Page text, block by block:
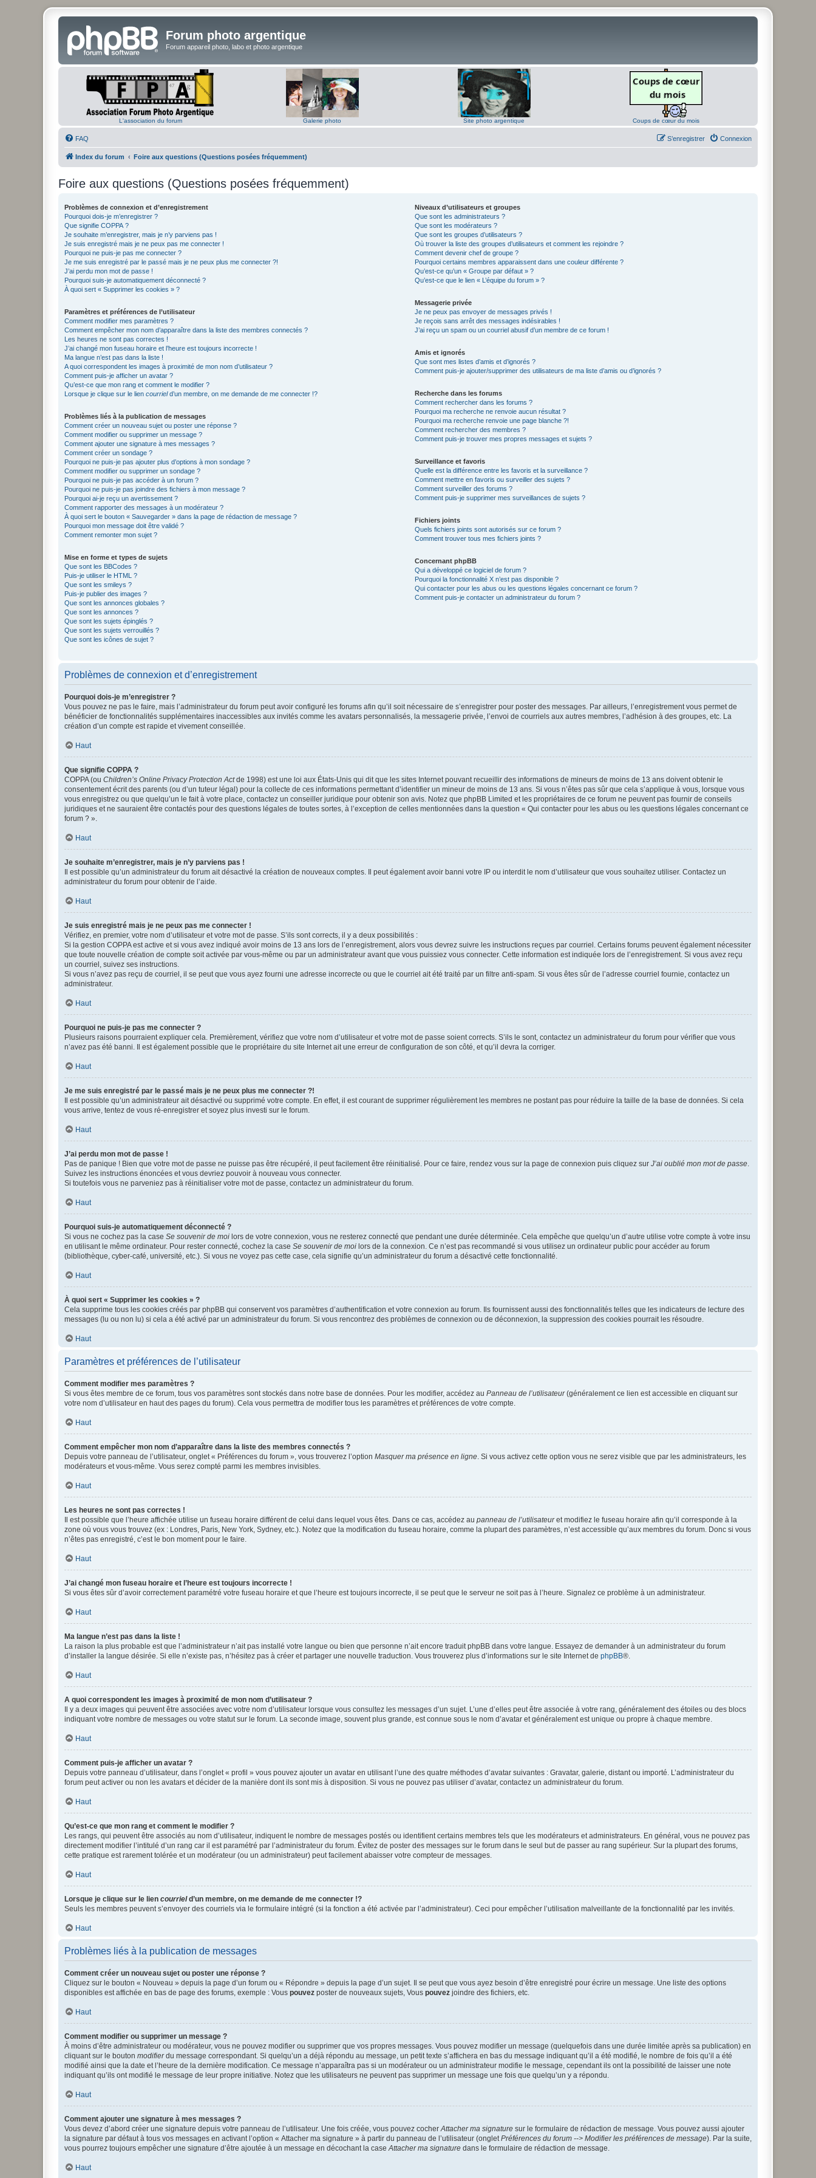
Forum photo argentique
Forum appareil photo, labo et photo argentique
L'association du forum Galerie photo Site photo argentique Coups de cœur du mois
FAQ Connexion
S’enregistrer
Index du forum Foire aux questions (Questions posées fréquemment)
Foire aux questions (Questions posées fréquemment)
Problèmes de connexion et d’enregistrement
Pourquoi dois-je m’enregistrer ?
Que signifie COPPA ?
Je souhaite m’enregistrer, mais je n’y parviens pas !
Je suis enregistré mais je ne peux pas me connecter !
Pourquoi ne puis-je pas me connecter ?
Je me suis enregistré par le passé mais je ne peux plus me connecter ?!
J’ai perdu mon mot de passe !
Pourquoi suis-je automatiquement déconnecté ?
À quoi sert « Supprimer les cookies » ?
Paramètres et préférences de l’utilisateur
Comment modifier mes paramètres ?
Comment empêcher mon nom d’apparaître dans la liste des membres connectés ?
Les heures ne sont pas correctes !
J’ai changé mon fuseau horaire et l’heure est toujours incorrecte !
Ma langue n’est pas dans la liste !
A quoi correspondent les images à proximité de mon nom d’utilisateur ?
Comment puis-je afficher un avatar ?
Qu’est-ce que mon rang et comment le modifier ?
Lorsque je clique sur le lien courrield’un membre, on me demande de me connecter !?
Problèmes liés à la publication de messages
Comment créer un nouveau sujet ou poster une réponse ?
Comment modifier ou supprimer un message ?
Comment ajouter une signature à mes messages ?
Comment créer un sondage ?
Pourquoi ne puis-je pas ajouter plus d’options à mon sondage ?
Comment modifier ou supprimer un sondage ?
Pourquoi ne puis-je pas accéder à un forum ?
Pourquoi ne puis-je pas joindre des fichiers à mon message ?
Pourquoi ai-je reçu un avertissement ?
Comment rapporter des messages à un modérateur ?
À quoi sert le bouton « Sauvegarder » dans la page de rédaction de message ?
Pourquoi mon message doit être validé ?
Comment remonter mon sujet ?
Mise en forme et types de sujets
Que sont les BBCodes ?
Puis-je utiliser le HTML ?
Que sont les smileys ?
Puis-je publier des images ?
Que sont les annonces globales ?
Que sont les annonces ?
Que sont les sujets épinglés ?
Que sont les sujets verrouillés ?
Que sont les icônes de sujet ?
Niveaux d’utilisateurs et groupes
Que sont les administrateurs ?
Que sont les modérateurs ?
Que sont les groupes d’utilisateurs ?
Où trouver la liste des groupes d’utilisateurs et comment les rejoindre ?
Comment devenir chef de groupe ?
Pourquoi certains membres apparaissent dans une couleur différente ?
Qu’est-ce qu’un « Groupe par défaut » ?
Qu’est-ce que le lien « L’équipe du forum » ?
Messagerie privée
Je ne peux pas envoyer de messages privés !
Je reçois sans arrêt des messages indésirables !
J’ai reçu un spam ou un courriel abusif d’un membre de ce forum !
Amis et ignorés
Que sont mes listes d’amis et d’ignorés ?
Comment puis-je ajouter/supprimer des utilisateurs de ma liste d’amis ou d’ignorés ?
Recherche dans les forums
Comment rechercher dans les forums ?
Pourquoi ma recherche ne renvoie aucun résultat ?
Pourquoi ma recherche renvoie une page blanche ?!
Comment rechercher des membres ?
Comment puis-je trouver mes propres messages et sujets ?
Surveillance et favoris
Quelle est la différence entre les favoris et la surveillance ?
Comment mettre en favoris ou surveiller des sujets ?
Comment surveiller des forums ?
Comment puis-je supprimer mes surveillances de sujets ?
Fichiers joints
Quels fichiers joints sont autorisés sur ce forum ?
Comment trouver tous mes fichiers joints ?
Concernant phpBB
Qui a développé ce logiciel de forum ?
Pourquoi la fonctionnalité X n’est pas disponible ?
Qui contacter pour les abus ou les questions légales concernant ce forum ?
Comment puis-je contacter un administrateur du forum ?
Problèmes de connexion et d’enregistrement
Pourquoi dois-je m’enregistrer ?
Vous pouvez ne pas le faire, mais l’administrateur du forum peut avoir configuré les forums afin qu’il soit nécessaire de s’enregistrer pour poster des messages. Par ailleurs, l’enregistrement vous permet de
bénéficier de fonctionnalités supplémentaires inaccessibles aux invités comme les avatars personnalisés, la messagerie privée, l’envoi de courriels aux autres membres, l’adhésion à des groupes, etc. La
création d’un compte est rapide et vivement conseillée.
Haut
Que signifie COPPA ?
COPPA (ou Children’s Online Privacy Protection Actde 1998) est une loi aux États-Unis qui dit que les sites Internet pouvant recueillir des informations de mineurs de moins de 13 ans doivent obtenir le
consentement écrit des parents (ou d’un tuteur légal) pour la collecte de ces informations permettant d’identifier un mineur de moins de 13 ans. Si vous n’êtes pas sûr que cela s’applique à vous, lorsque vous
vous enregistrez ou que quelqu’un le fait à votre place, contactez un conseiller juridique pour obtenir son avis. Notez que phpBB Limited et les propriétaires de ce forum ne peuvent pas fournir de conseils
juridiques et ne sauraient être contactés pour des questions légales de toutes sortes, à l’exception de celles mentionnées dans la question « Qui contacter pour les abus ou les questions légales concernant ce
forum ? ».
Haut
Je souhaite m’enregistrer, mais je n’y parviens pas !
Il est possible qu’un administrateur du forum ait désactivé la création de nouveaux comptes. Il peut également avoir banni votre IP ou interdit le nom d’utilisateur que vous souhaitez utiliser. Contactez un
administrateur du forum pour obtenir de l’aide.
Haut
Je suis enregistré mais je ne peux pas me connecter !
Vérifiez, en premier, votre nom d’utilisateur et votre mot de passe. S’ils sont corrects, il y a deux possibilités :
Si la gestion COPPA est active et si vous avez indiqué avoir moins de 13 ans lors de l’enregistrement, alors vous devrez suivre les instructions reçues par courriel. Certains forums peuvent également nécessiter
que toute nouvelle création de compte soit activée par vous-même ou par un administrateur avant que vous puissiez vous connecter. Cette information est indiquée lors de l’enregistrement. Si vous avez reçu
un courriel, suivez ses instructions.
Si vous n’avez pas reçu de courriel, il se peut que vous ayez fourni une adresse incorrecte ou que le courriel ait été traité par un filtre anti-spam. Si vous êtes sûr de l’adresse courriel fournie, contactez un
administrateur.
Haut
Pourquoi ne puis-je pas me connecter ?
Plusieurs raisons pourraient expliquer cela. Premièrement, vérifiez que votre nom d’utilisateur et votre mot de passe soient corrects. S’ils le sont, contactez un administrateur du forum pour vérifier que vous
n’avez pas été banni. Il est également possible que le propriétaire du site Internet ait une erreur de configuration de son côté, et qu’il devra la corriger.
Haut
Je me suis enregistré par le passé mais je ne peux plus me connecter ?!
Il est possible qu’un administrateur ait désactivé ou supprimé votre compte. En effet, il est courant de supprimer régulièrement les membres ne postant pas pour réduire la taille de la base de données. Si cela
vous arrive, tentez de vous ré-enregistrer et soyez plus investi sur le forum.
Haut
J’ai perdu mon mot de passe !
Pas de panique ! Bien que votre mot de passe ne puisse pas être récupéré, il peut facilement être réinitialisé. Pour ce faire, rendez vous sur la page de connexion puis cliquez sur J’ai oublié mon mot de passe
Suivez les instructions énoncées et vous devriez pouvoir à nouveau vous connecter.
Si toutefois vous ne parveniez pas à réinitialiser votre mot de passe, contactez un administrateur du forum.
Haut
Pourquoi suis-je automatiquement déconnecté ?
Si vous ne cochez pas la case Se souvenir de moi lors de votre connexion, vous ne resterez connecté que pendant une durée déterminée. Cela empêche que quelqu’un d’autre utilise votre compte à votre insu
en utilisant le même ordinateur. Pour rester connecté, cochez la case Se souvenir de moi lors de la connexion. Ce n’est pas recommandé si vous utilisez un ordinateur public pour accéder au forum
(bibliothèque, cyber-café, université, etc.). Si vous ne voyez pas cette case, cela signifie qu’un administrateur du forum a désactivé cette fonctionnalité.
Haut
À quoi sert « Supprimer les cookies » ?
Cela supprime tous les cookies créés par phpBB qui conservent vos paramètres d’authentification et votre connexion au forum. Ils fournissent aussi des fonctionnalités telles que les indicateurs de lecture des
messages (lu ou non lu) si cela a été activé par un administrateur du forum. Si vous rencontrez des problèmes de connexion ou de déconnexion, la suppression des cookies pourrait les résoudre.
Haut
Paramètres et préférences de l’utilisateur
Comment modifier mes paramètres ?
Si vous êtes membre de ce forum, tous vos paramètres sont stockés dans notre base de données. Pour les modifier, accédez au Panneau de l’utilisateur(généralement ce lien est accessible en cliquant sur
votre nom d’utilisateur en haut des pages du forum). Cela vous permettra de modifier tous les paramètres et préférences de votre compte.
Haut
Comment empêcher mon nom d’apparaître dans la liste des membres connectés ?
Depuis votre panneau de l’utilisateur, onglet « Préférences du forum », vous trouverez l’option Masquer ma présence en ligne . Si vous activez cette option vous ne serez visible que par les administrateurs, les
modérateurs et vous-même. Vous serez compté parmi les membres invisibles.
Haut
Les heures ne sont pas correctes !
Il est possible que l’heure affichée utilise un fuseau horaire différent de celui dans lequel vous êtes. Dans ce cas, accédez au panneau de l’utilisateuret modifiez le fuseau horaire afin qu’il corresponde à la
zone où vous vous trouvez (ex : Londres, Paris, New York, Sydney, etc.). Notez que la modification du fuseau horaire, comme la plupart des paramètres, n’est accessible qu’aux membres du forum. Donc si vous
n’êtes pas enregistré, c’est le bon moment pour le faire.
Haut
J’ai changé mon fuseau horaire et l’heure est toujours incorrecte !
Si vous êtes sûr d’avoir correctement paramétré votre fuseau horaire et que l’heure est toujours incorrecte, il se peut que le serveur ne soit pas à l’heure. Signalez ce problème à un administrateur.
Haut
Ma langue n’est pas dans la liste !
La raison la plus probable est que l’administrateur n’ait pas installé votre langue ou bien que personne n’ait encore traduit phpBB dans votre langue. Essayez de demander à un administrateur du forum
d’installer la langue désirée. Si elle n’existe pas, n’hésitez pas à créer et partager une nouvelle traduction. Vous trouverez plus d’informations sur le site Internet de phpBB®.
Haut
A quoi correspondent les images à proximité de mon nom d’utilisateur ?
Il y a deux images qui peuvent être associées avec votre nom d’utilisateur lorsque vous consultez les messages d’un sujet. L’une d’elles peut être associée à votre rang, généralement des étoiles ou des blocs
indiquant votre nombre de messages ou votre statut sur le forum. La seconde image, souvent plus grande, est connue sous le nom d’avatar et généralement est unique ou propre à chaque membre.
Haut
Comment puis-je afficher un avatar ?
Depuis votre panneau d’utilisateur, dans l’onglet « profil » vous pouvez ajouter un avatar en utilisant l’une des quatre méthodes d’avatar suivantes : Gravatar, galerie, distant ou importé. L’administrateur du
forum peut activer ou non les avatars et décider de la manière dont ils sont mis à disposition. Si vous ne pouvez pas utiliser d’avatar, contactez un administrateur du forum.
Haut
Qu’est-ce que mon rang et comment le modifier ?
Les rangs, qui peuvent être associés au nom d’utilisateur, indiquent le nombre de messages postés ou identifient certains membres tels que les modérateurs et administrateurs. En général, vous ne pouvez pas
directement modifier l’intitulé d’un rang car il est paramétré par l’administrateur du forum. Évitez de poster des messages sur le forum dans le seul but de passer au rang supérieur. Sur la plupart des forums,
cette pratique est rarement tolérée et un modérateur (ou un administrateur) peut facilement abaisser votre compteur de messages.
Haut
Lorsque je clique sur le lien courrield’un membre, on me demande de me connecter !?
Seuls les membres peuvent s’envoyer des courriels via le formulaire intégré (si la fonction a été activée par l’administrateur). Ceci pour empêcher l’utilisation malveillante de la fonctionnalité par les invités.
Haut
Problèmes liés à la publication de messages
Comment créer un nouveau sujet ou poster une réponse ?
Cliquez sur le bouton « Nouveau » depuis la page d’un forum ou « Répondre » depuis la page d’un sujet. Il se peut que vous ayez besoin d’être enregistré pour écrire un message. Une liste des options
disponibles est affichée en bas de page des forums, exemple : Vous pouvez poster de nouveaux sujets, Vous pouvez joindre des fichiers, etc.
Haut
Comment modifier ou supprimer un message ?
À moins d’être administrateur ou modérateur, vous ne pouvez modifier ou supprimer que vos propres messages. Vous pouvez modifier un message (quelquefois dans une durée limitée après sa publication) en
cliquant sur le bouton modifierdu message correspondant. Si quelqu’un a déjà répondu au message, un petit texte s’affichera en bas du message indiquant qu’il a été modifié, le nombre de fois qu’il a été
modifié ainsi que la date et l’heure de la dernière modification. Ce message n’apparaîtra pas si un modérateur ou un administrateur modifie le message, cependant ils ont la possibilité de laisser une note
indiquant qu’ils ont modifié le message de leur propre initiative. Notez que les utilisateurs ne peuvent pas supprimer un message une fois que quelqu’un y a répondu.
Haut
Comment ajouter une signature à mes messages ?
Vous devez d’abord créer une signature depuis votre panneau de l’utilisateur. Une fois créée, vous pouvez cocher Attacher ma signature sur le formulaire de rédaction de message. Vous pouvez aussi ajouter
la signature par défaut à tous vos messages en activant l’option « Attacher ma signature » à partir du panneau de l’utilisateur (onglet Préférences du forum --> Modifier les préférences de message). Par la suite,
vous pourrez toujours empêcher une signature d’être ajoutée à un message en décochant la case Attacher ma signature dans le formulaire de rédaction de message.
Haut